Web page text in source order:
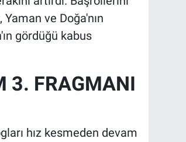
Yaman ve Doğa'nın
gördüğü kabus
3. FRAGMANI
hız kesmeden devam